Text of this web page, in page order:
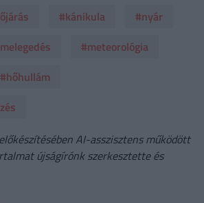
#kánikula
#nyár
#meteorológia
#hőhullám
AI-asszisztens működött
újságírónk szerkesztette és